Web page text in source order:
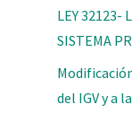
LEY 32123-
SISTEMA
del IGV y a